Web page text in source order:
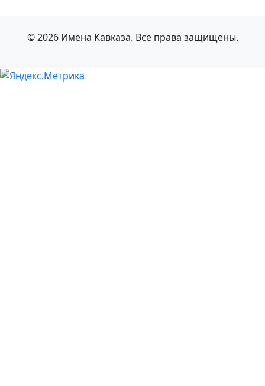
© 2026 Имена Кавказа. Все права защищены.